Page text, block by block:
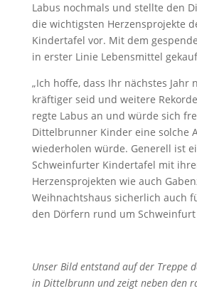
Labus nochmals und stellte den
die wichtigsten Herzensprojekte
Kindertafel vor. Mit dem
in erster Linie Lebensmittel
„Ich hoffe, dass Ihr nächstes Jahr
kräftiger seid und weitere
regte Labus an und würde sich
Dittelbrunner Kinder eine solche
wiederholen würde. Generell ist
Schweinfurter Kindertafel mit
Herzensprojekten wie auch
Weihnachtshaus sicherlich auch
den Dörfern rund um
Unser Bild entstand auf der Treppe
in Dittelbrunn und zeigt neben den